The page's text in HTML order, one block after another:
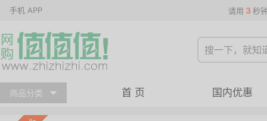
手机 APP 请用 3 秒
商品分类 首 页 国内优惠